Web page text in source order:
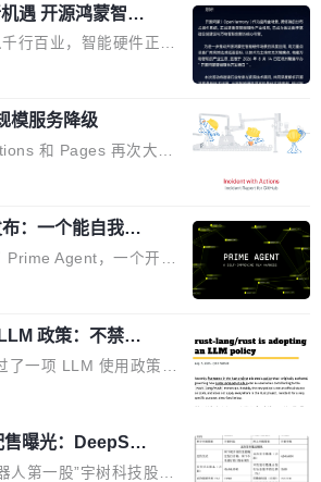
竞争正在从规模转向深
、多线协同...
者，如果你筛选出那些
，那它们大部分都是过
的痛点。不是所有论文
的那批论文最有问题。
Shen，一位 ICLR 2
训练基础设施团队
了一条帖子，列出了他
的三个开源项目。 第一
需要解释，但 FA2 是他
杂度恰到好处，刚好能
没被那些"邪恶的" Hopp
易修改和适配。 更关
遇 开源鸿蒙智能
将举行
行百业，智能硬件正从
联化、协同化发展。作
分布式能力，为不同类
与互联提供关键支撑，
创新与商业增长打开新
鸿蒙智能硬件开发者日
Hardware Develope
动面向智能硬件产业
业专家与资深技术顾
力、设备适配、芯片适
兼容性测评及统一互联
战交流，帮助企业进一
模服务降级
和 Pages 再次大规
全不可用超过 5 小时，
管 runner 也因调度层故
code review、C
受影响。从检测到完全
是 2026 年 8 月的第六
Copilot 服务相关。 Git
讨论中贴出了一组数
commit。现在，每周
亿次。GitHub...
：一个能自我改
AGI 3 超越人类
Prime Agent，一个开源
核心设计围绕两个抽
Model（RLM）和 C
AGI 3 基准测试
5 的组合达到了 95.
了 ARC 报告的人类专
一个 coding agent 包装
市面上大多数 coding
数 agent harness 的设
政策：不禁
码不是你写的
了一项 LLM 使用政策，
仓库的代码贡献。这不
目前由五个团队采纳，
中关于 AI 辅助贡献最
核心只有一句话：LLM
售曝光：DeepSe
定 36 个月
人第一股”宇树科技股份